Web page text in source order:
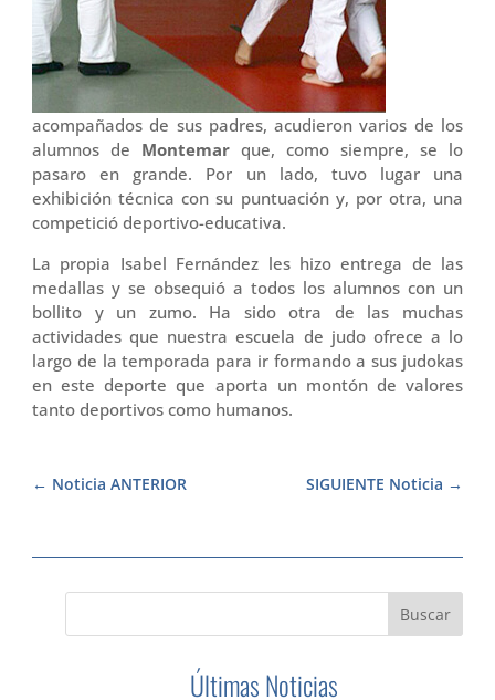
acompañados de sus padres, acudieron varios de los
alumnos de Montemar que, como siempre, se lo
pasaro en grande. Por un lado, tuvo lugar una
exhibición técnica con su puntuación y, por otra, una
competició deportivo-educativa.
La propia Isabel Fernández les hizo entrega de las
medallas y se obsequió a todos los alumnos con un
bollito y un zumo. Ha sido otra de las muchas
actividades que nuestra escuela de judo ofrece a lo
largo de la temporada para ir formando a sus judokas
en este deporte que aporta un montón de valores
tanto deportivos como humanos.
SIGUIENTE Noticia
Noticia ANTERIOR
Últimas Noticias